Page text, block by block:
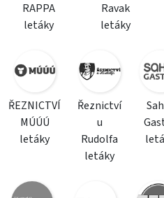
RAPPA
letáky
Ravak
letáky
ŘEZNICTVÍ
MÚÚÚ
letáky
Řeznictví
u
Rudolfa
letáky